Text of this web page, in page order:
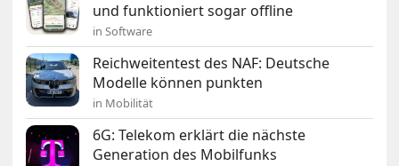
und funktioniert sogar offline
in Software
Reichweitentest des NAF: Deutsche
Modelle können punkten
in Mobilität
6G: Telekom erklärt die nächste
Generation des Mobilfunks